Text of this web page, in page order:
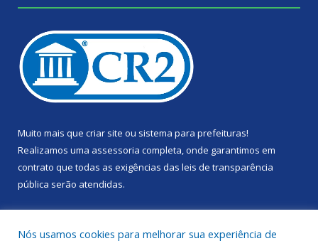
Muito mais que criar site ou sistema para prefeituras!
Realizamos uma assessoria completa, onde garantimos em
contrato que todas as exigências das leis de transparência
pública serão atendidas.
Nós usamos cookies para melhorar sua experiência de